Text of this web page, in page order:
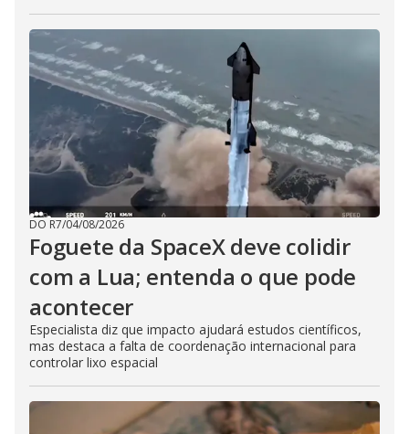
DO R7/04/08/2026
Foguete da SpaceX deve colidir
com a Lua; entenda o que pode
acontecer
Especialista diz que impacto ajudará estudos científicos,
mas destaca a falta de coordenação internacional para
controlar lixo espacial